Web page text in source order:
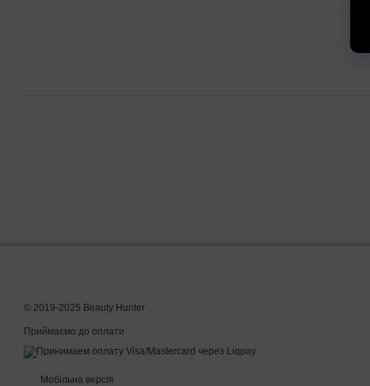
© 2019-2025 Beauty Hunter
Приймаємо до оплати
Мобільна версія